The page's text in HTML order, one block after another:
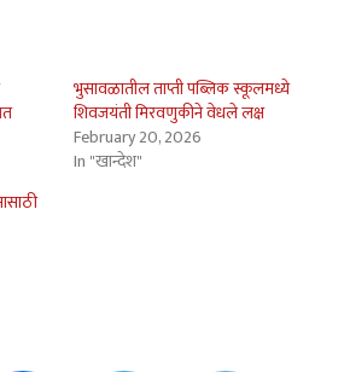
भुसावळातील ताप्ती पब्लिक स्कूलमध्ये
शिवजयंती मिरवणुकीने वेधले लक्ष
February 20, 2026
In "खान्देश"